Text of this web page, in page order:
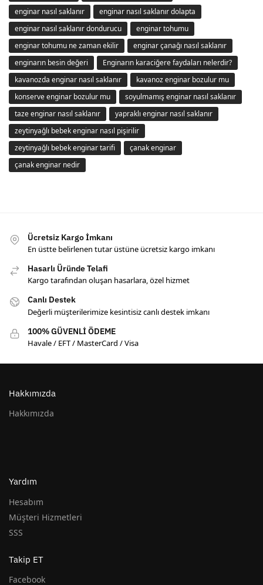
enginar nasıl saklanır
enginar nasıl saklanır dolapta
enginar nasıl saklanır dondurucu
enginar tohumu
enginar tohumu ne zaman ekilir
enginar çanağı nasıl saklanır
enginarın besin değeri
Enginarın karaciğere faydaları nelerdir?
kavanozda enginar nasıl saklanır
kavanoz enginar bozulur mu
konserve enginar bozulur mu
soyulmamış enginar nasıl saklanır
taze enginar nasıl saklanır
yapraklı enginar nasıl saklanır
zeytinyağlı bebek enginar nasıl pişirilir
zeytinyağlı bebek enginar tarifi
çanak enginar
çanak enginar nedir
Ücretsiz Kargo İmkanı
En üstte belirlenen tutar üstüne ücretsiz kargo imkanı
Hasarlı Üründe Telafi
Kargo tarafından oluşan hasarlara, özel hizmet
Canlı Destek
Değerli müşterilerimize kesintisiz canlı destek imkanı
100% GÜVENLİ ÖDEME
Havale / EFT / MasterCard / Visa
Hakkımızda
Hakkımızda
Yardım
Hesabım
Müşteri Hizmetleri
SSS
Takip ET
Facebook